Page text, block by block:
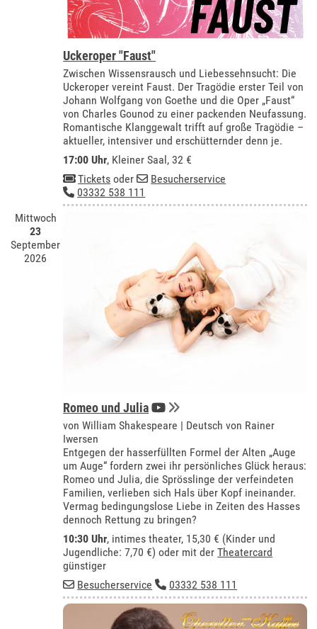
Uckeroper "Faust"
Zwischen Wissensrausch und Liebessehnsucht: Die
Uckeroper vereint Faust. Der Tragödie erster Teil von
Johann Wolfgang von Goethe und die Oper „Faust“
von Charles Gounod zu einer packenden Neufassung.
Romantische Klanggewalt trifft auf große Tragödie –
aktueller, intensiver und erschütternder denn je.
17:00 Uhr, Kleiner Saal , 32 €
Tickets oder
Besucherservice
03332 538 111
Mittwoch
23
September
2026
Romeo und Julia
von William Shakespeare | Deutsch von Rainer
Iwersen
Entgegen der hasserfüllten Formel der Alten „Auge
um Auge“ fordern zwei ihr persönliches Glück heraus:
Romeo und Julia, die Sprösslinge der verfeindeten
Familien, verlieben sich Hals über Kopf ineinander.
Vermag bedingungslose Liebe in Zeiten des Hasses
dennoch Rettung zu bringen?
10:30 Uhr, intimes theater, 15,30 € (Kinder und
Jugendliche: 7,70 €) oder mit derTheatercard
günstiger
Besucherservice
03332 538 111